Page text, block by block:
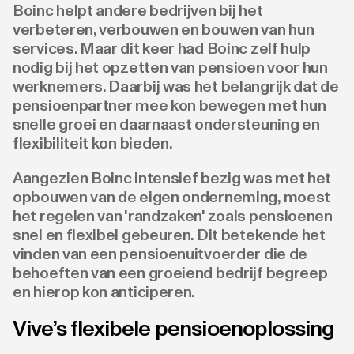
Boinc helpt andere bedrijven bij het
verbeteren, verbouwen en bouwen van hun
services. Maar dit keer had Boinc zelf hulp
nodig bij het opzetten van pensioen voor hun
werknemers. Daarbij was het belangrijk dat de
pensioenpartner mee kon bewegen met hun
snelle groei en daarnaast ondersteuning en
flexibiliteit kon bieden.
Aangezien Boinc intensief bezig was met het
opbouwen van de eigen onderneming, moest
het regelen van 'randzaken' zoals pensioenen
snel en flexibel gebeuren. Dit betekende het
vinden van een pensioenuitvoerder die de
behoeften van een groeiend bedrijf begreep
en hierop kon anticiperen.
Vive’s flexibele pensioenoplossing